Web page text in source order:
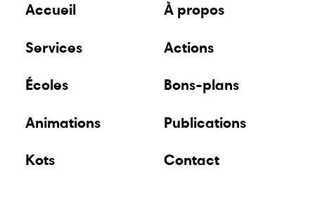
Accueil À propos
Services Actions
Écoles Bons-plans
Animations Publications
Kots Contact